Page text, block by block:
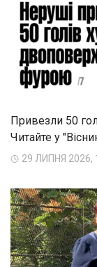
Привезли 50
Читайте у
29 ЛИПНЯ 2026,